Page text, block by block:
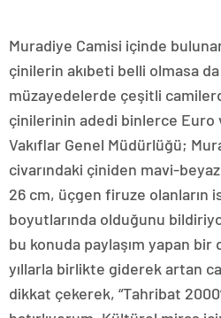
Muradiye Camisi içinde
çinilerin akıbeti belli olmasa
müzayedelerde çeşitli
çinilerinin adedi binlerce Euro
Vakıflar Genel Müdürlüğü;
civarındaki çiniden mavi-
26 cm, üçgen firuze olanların
boyutlarında olduğunu
bu konuda paylaşım yapan bir
yıllarla birlikte giderek artan
dikkat çekerek, “Tahribat